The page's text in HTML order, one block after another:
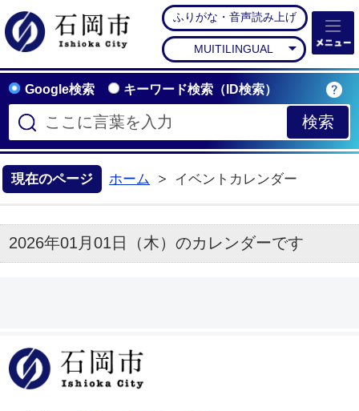
石岡市公式ホームペー
ふりがな・音声読み上げ
MUITILINGUAL
Google検索 キーワード検索（ID検索）
現在のページ ホーム イベントカレンダー
2026年01月01日（木）のカレンダーです